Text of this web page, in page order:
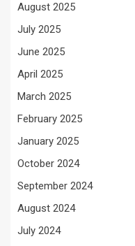
August 2025
July 2025
June 2025
April 2025
March 2025
February 2025
January 2025
October 2024
September 2024
August 2024
July 2024